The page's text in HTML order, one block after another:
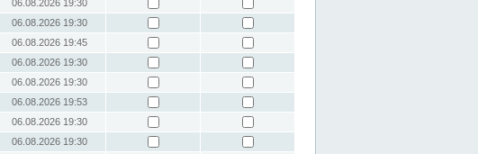
06.08.2026 19:30
06.08.2026 19:30
06.08.2026 19:45
06.08.2026 19:30
06.08.2026 19:30
06.08.2026 19:53
06.08.2026 19:30
06.08.2026 19:30